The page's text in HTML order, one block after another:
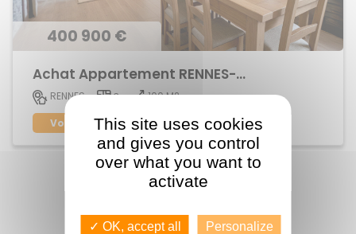
400 900 €
Achat Appartement RENNES- MABILAIS
RENNES 3
100 M2
Voir le bien
‹ ›
This site uses cookies
and gives you control
over what you want to
activate
✓ OK, accept all Personalize